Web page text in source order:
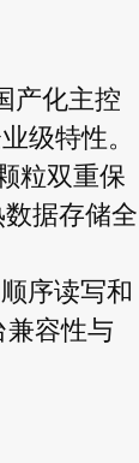
产化主控
级特性。
粒双重保
据存储全
序读写和
兼容性与